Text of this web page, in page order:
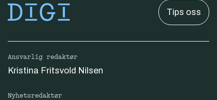
Tips oss
Ansvarlig redaktør
Kristina Fritsvold Nilsen
Nyhetsredaktør